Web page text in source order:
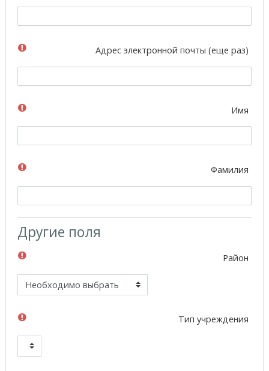
Адрес электронной почты (еще раз)
Имя
Фамилия
Другие поля
Район
Тип учреждения